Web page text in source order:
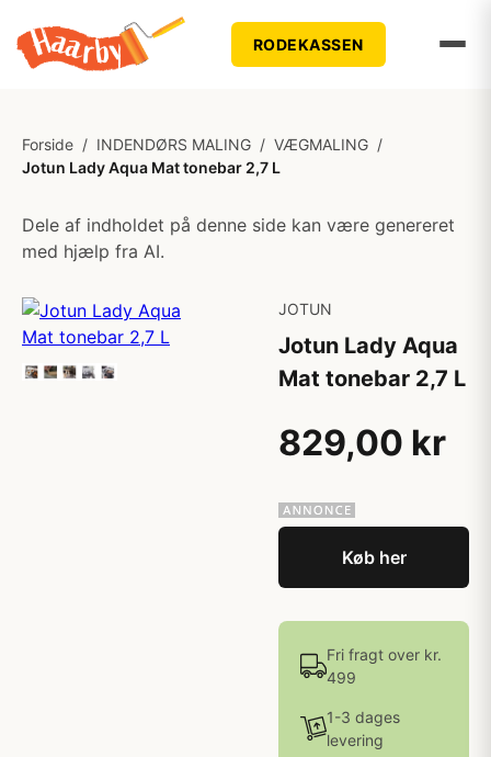
RODEKASSEN
Forside / INDENDØRS MALING / VÆGMALING /
Jotun Lady Aqua Mat tonebar 2,7 L
Dele af indholdet på denne side kan være genereret
med hjælp fra AI.
JOTUN
Jotun Lady Aqua
Mat tonebar 2,7 L
829,00 kr
Køb her
Fri fragt over kr.
499
1-3 dages
levering